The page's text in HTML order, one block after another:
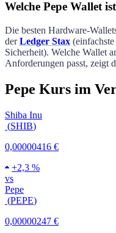
Welche Pepe Wallet
Die besten Hardware-
derLedger Stax
Sicherheit). Welche Wallet
Anforderungen passt, zeigt
Pepe Kurs im
Shiba Inu
(SHIB)
0,00000416 €
+2,3 %
vs
Pepe
(PEPE)
0,00000247 €